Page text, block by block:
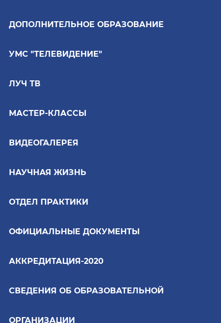
ДОПОЛНИТЕЛЬНОЕ ОБРАЗОВАНИЕ
УМС "ТЕЛЕВИДЕНИЕ"
ЛУЧ ТВ
МАСТЕР-КЛАССЫ
ВИДЕОГАЛЕРЕЯ
НАУЧНАЯ ЖИЗНЬ
ОТДЕЛ ПРАКТИКИ
ОФИЦИАЛЬНЫЕ ДОКУМЕНТЫ
АККРЕДИТАЦИЯ-2020
СВЕДЕНИЯ ОБ ОБРАЗОВАТЕЛЬНОЙ
ОРГАНИЗАЦИИ